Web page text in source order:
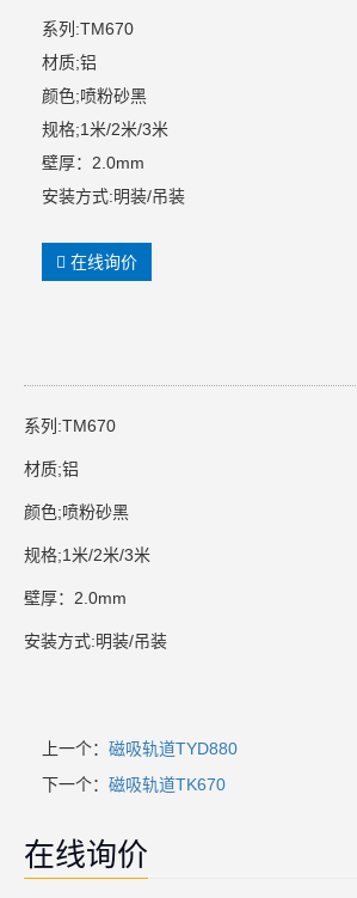
系列:TM670
材质;铝
颜色;喷粉砂黑
规格;1米/2米/3米
壁厚：2.0mm
安装方式:明装/吊装
在线询价
系列:TM670
材质;铝
颜色;喷粉砂黑
规格;1米/2米/3米
壁厚：2.0mm
安装方式:明装/吊装
上一个： 磁吸轨道TYD880
下一个： 磁吸轨道TK670
在线询价